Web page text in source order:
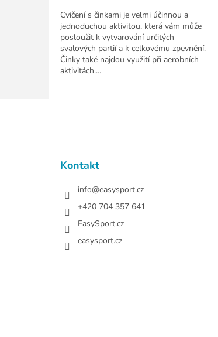
Cvičení s činkami je velmi účinnou a
jednoduchou aktivitou, která vám může
posloužit k vytvarování určitých
svalových partií a k celkovému zpevnění.
Činky také najdou využití při aerobních
aktivitách....
Kontakt
info@easysport.cz
+420 704 357 641
EasySport.cz
easysport.cz